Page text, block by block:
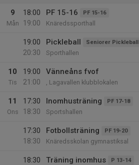
9
Mån
18:00
19:00
PF 15-16 PF 15-16
Knäredssporthall
19:00
20:30
Pickleball Seniorer Pickleball
Sporthallen
10
Tis
19:00
21:00
Vänneåns fvof
, Lagavallen klubblokalen
11
Ons
17:30
18:30
Inomhusträning PF 17-18
Sportshallen
17:30
18:30
Fotbollsträning PF 19-20
Knäredsskolan gymnastiksal
18:30
Träning inomhus P 13-14